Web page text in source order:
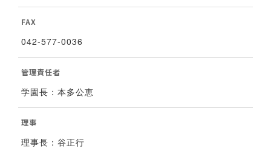
FAX
042-577-0036
管理責任者
学園長：本多公恵
理事
理事長：谷正行